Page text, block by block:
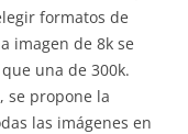
formatos de
imagen de 8k se
una de 300k.
se propone la
las imágenes en